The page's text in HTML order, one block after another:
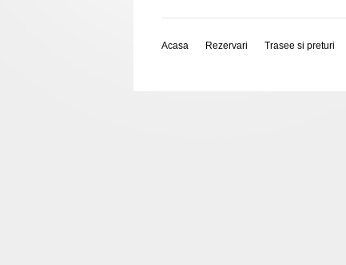
Acasa Rezervari Trasee si preturi